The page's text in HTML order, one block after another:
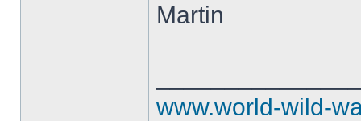
Martin
www.world-wild-